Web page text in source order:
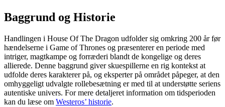
Baggrund og Historie
Handlingen i House Of The Dragon udfolder sig omkring 200 år før
hændelserne i Game of Thrones og præsenterer en periode med
intriger, magtkampe og forræderi blandt de kongelige og deres
allierede. Denne baggrund giver skuespillerne en rig kontekst at
udfolde deres karakterer på, og eksperter på området påpeger, at den
omhyggeligt udvalgte rollebesætning er med til at understøtte seriens
autentiske univers. For mere detaljeret information om tidsperioden
kan du læse om Westeros’ historie.